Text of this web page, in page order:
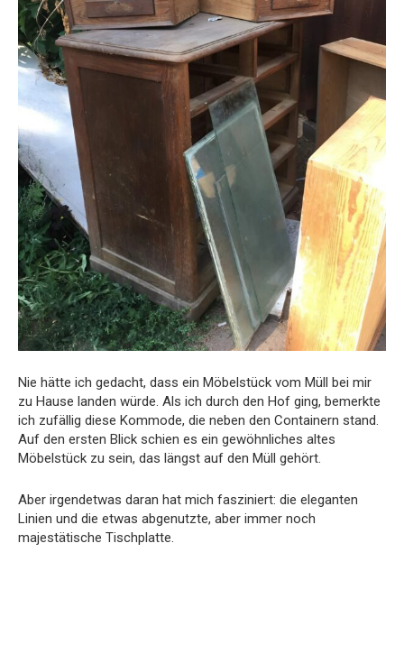
Nie hätte ich gedacht, dass ein Möbelstück vom Müll bei mir
zu Hause landen würde. Als ich durch den Hof ging, bemerkte
ich zufällig diese Kommode, die neben den Containern stand.
Auf den ersten Blick schien es ein gewöhnliches altes
Möbelstück zu sein, das längst auf den Müll gehört.
Aber irgendetwas daran hat mich fasziniert: die eleganten
Linien und die etwas abgenutzte, aber immer noch
majestätische Tischplatte.